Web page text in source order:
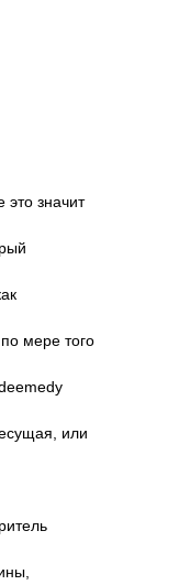
значит
мере того
или